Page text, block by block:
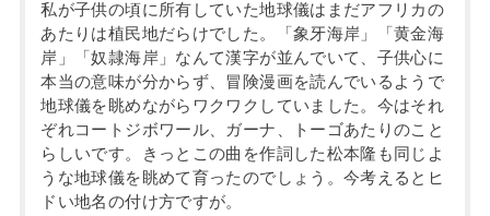
私が子供の頃に所有していた地球儀はまだアフリカの
あたりは植民地だらけでした。「象牙海岸」「黄金海
岸」「奴隷海岸」なんて漢字が並んでいて、子供心に
本当の意味が分からず、冒険漫画を読んでいるようで
地球儀を眺めながらワクワクしていました。今はそれ
ぞれコートジボワール、ガーナ、トーゴあたりのこと
らしいです。きっとこの曲を作詞した松本隆も同じよ
うな地球儀を眺めて育ったのでしょう。今考えるとヒ
ドい地名の付け方ですが。